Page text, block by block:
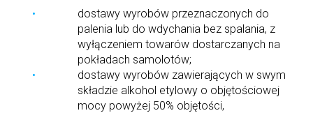
dostawy wyrobów przeznaczonych do
palenia lub do wdychania bez spalania, z
wyłączeniem towarów dostarczanych na
pokładach samolotów;
dostawy wyrobów zawierających w swym
składzie alkohol etylowy o objętościowej
mocy powyżej 50% objętości,